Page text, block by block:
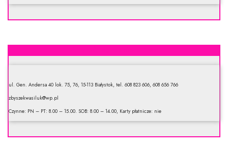
ul. Gen. Andersa 40 lok. 75, 76, 15-113 Białystok, tel. 608 823 606, 608 656 766
zbyszekwasiluk@wp.pl
Czynne: PN – PT: 8.00 – 15.00. SOB: 8.00 – 14.00, Karty płatnicze: nie